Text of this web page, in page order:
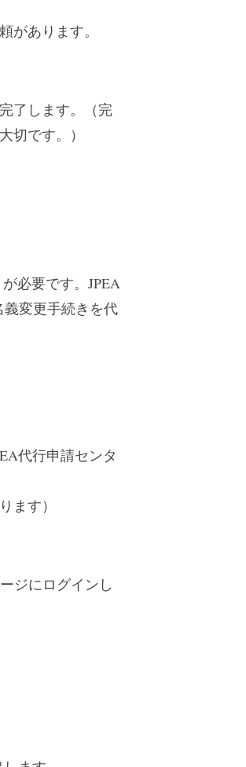
があります。
了します。（完
切です。）
必要です。JPEA
変更手続きを代
代行申請センタ
ます）
ジにログインし